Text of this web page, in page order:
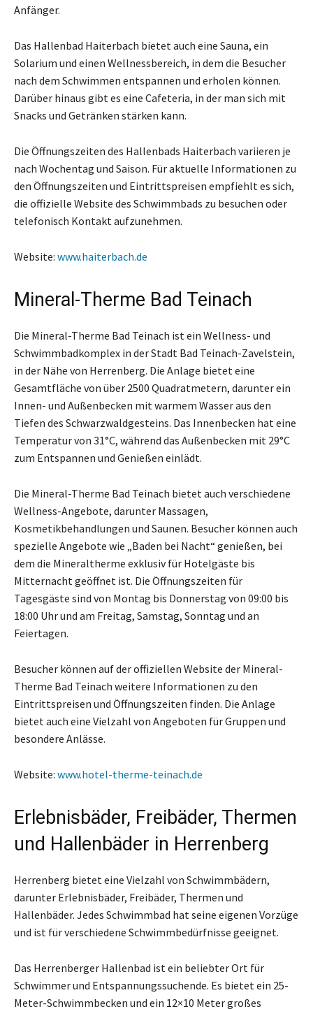
Anfänger.
Das Hallenbad Haiterbach bietet auch eine Sauna, ein
Solarium und einen Wellnessbereich, in dem die Besucher
nach dem Schwimmen entspannen und erholen können.
Darüber hinaus gibt es eine Cafeteria, in der man sich mit
Snacks und Getränken stärken kann.
Die Öffnungszeiten des Hallenbads Haiterbach variieren je
nach Wochentag und Saison. Für aktuelle Informationen zu
den Öffnungszeiten und Eintrittspreisen empfiehlt es sich,
die offizielle Website des Schwimmbads zu besuchen oder
telefonisch Kontakt aufzunehmen.
Website: www.haiterbach.de
Mineral-Therme Bad Teinach
Die Mineral-Therme Bad Teinach ist ein Wellness- und
Schwimmbadkomplex in der Stadt Bad Teinach-Zavelstein,
in der Nähe von Herrenberg. Die Anlage bietet eine
Gesamtfläche von über 2500 Quadratmetern, darunter ein
Innen- und Außenbecken mit warmem Wasser aus den
Tiefen des Schwarzwaldgesteins. Das Innenbecken hat eine
Temperatur von 31°C, während das Außenbecken mit 29°C
zum Entspannen und Genießen einlädt.
Die Mineral-Therme Bad Teinach bietet auch verschiedene
Wellness-Angebote, darunter Massagen,
Kosmetikbehandlungen und Saunen. Besucher können auch
spezielle Angebote wie „Baden bei Nacht“ genießen, bei
dem die Mineraltherme exklusiv für Hotelgäste bis
Mitternacht geöffnet ist. Die Öffnungszeiten für
Tagesgäste sind von Montag bis Donnerstag von 09:00 bis
18:00 Uhr und am Freitag, Samstag, Sonntag und an
Feiertagen.
Besucher können auf der offiziellen Website der Mineral-
Therme Bad Teinach weitere Informationen zu den
Eintrittspreisen und Öffnungszeiten finden. Die Anlage
bietet auch eine Vielzahl von Angeboten für Gruppen und
besondere Anlässe.
Website: www.hotel-therme-teinach.de
Erlebnisbäder, Freibäder, Thermen
und Hallenbäder in Herrenberg
Herrenberg bietet eine Vielzahl von Schwimmbädern,
darunter Erlebnisbäder, Freibäder, Thermen und
Hallenbäder. Jedes Schwimmbad hat seine eigenen Vorzüge
und ist für verschiedene Schwimmbedürfnisse geeignet.
Das Herrenberger Hallenbad ist ein beliebter Ort für
Schwimmer und Entspannungssuchende. Es bietet ein 25-
Meter-Schwimmbecken und ein 12×10 Meter großes